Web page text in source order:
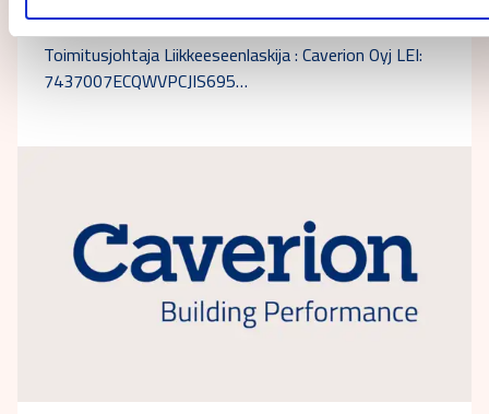
Ilmoitusvelvollinen Nimi: Götzsche, Jacob Asema:
Toimitusjohtaja Liikkeeseenlaskija : Caverion Oyj LEI:
7437007ECQWVPCJIS695…